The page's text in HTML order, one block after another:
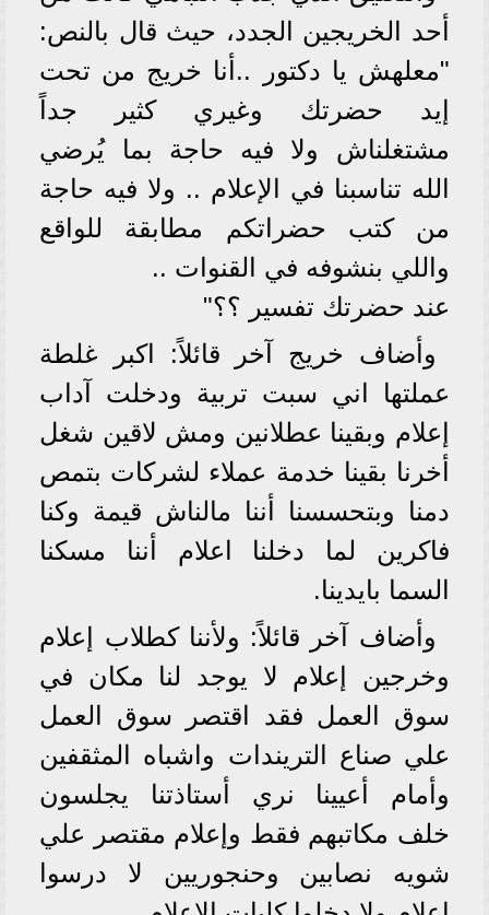
أحد الخريجين الجدد، حيث قال بالنص:
"معلهش يا دكتور ..أنا خريج من تحت
إيد حضرتك وغيري كثير جداً
مشتغلناش ولا فيه حاجة بما يُرضي
الله تناسبنا في الإعلام .. ولا فيه حاجة
من كتب حضراتكم مطابقة للواقع
واللي بنشوفه في القنوات ..
عند حضرتك تفسير ؟؟"
وأضاف خريج آخر قائلاً: اكبر غلطة
عملتها اني سبت تربية ودخلت آداب
إعلام وبقينا عطلانين ومش لاقين شغل
أخرنا بقينا خدمة عملاء لشركات بتمص
دمنا وبتحسسنا أننا مالناش قيمة وكنا
فاكرين لما دخلنا اعلام أننا مسكنا
السما بايدينا.
وأضاف آخر قائلاً: ولأننا كطلاب إعلام
وخرجين إعلام لا يوجد لنا مكان في
سوق العمل فقد اقتصر سوق العمل
علي صناع التريندات واشباه المثقفين
وأمام أعيينا نري أستاذتنا يجلسون
خلف مكاتبهم فقط وإعلام مقتصر علي
شويه نصابين وحنجوريين لا درسوا